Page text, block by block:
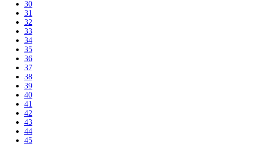
30
31
32
33
34
35
36
37
38
39
40
41
42
43
44
45